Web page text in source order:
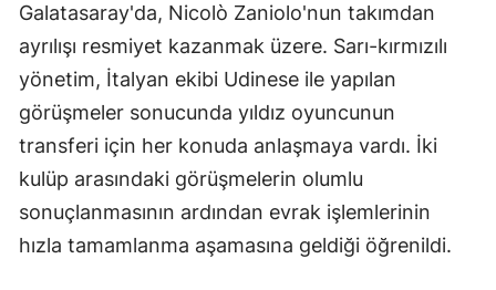
Galatasaray'da, Nicolò Zaniolo'nun takımdan
ayrılışı resmiyet kazanmak üzere. Sarı-kırmızılı
yönetim, İtalyan ekibi Udinese ile yapılan
görüşmeler sonucunda yıldız oyuncunun
transferi için her konuda anlaşmaya vardı. İki
kulüp arasındaki görüşmelerin olumlu
sonuçlanmasının ardından evrak işlemlerinin
hızla tamamlanma aşamasına geldiği öğrenildi.